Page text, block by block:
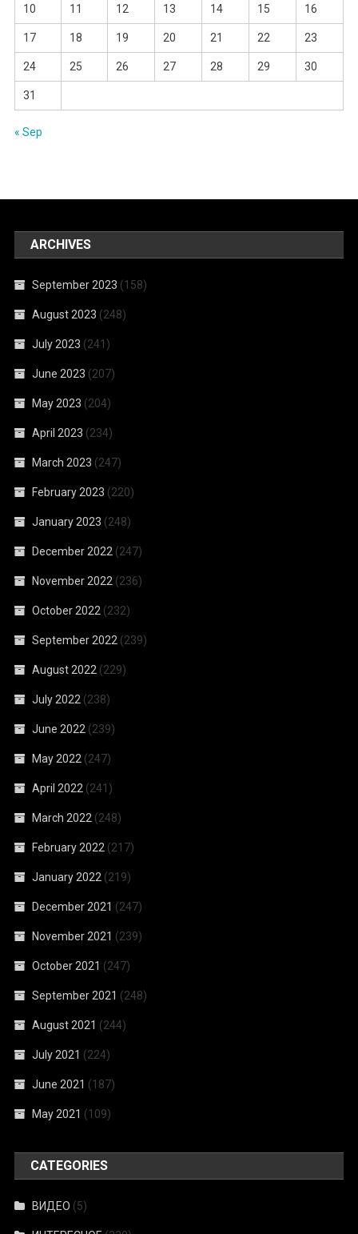
10 11 12 13 14 15 16
17 18 19 20 21 22 23
24 25 26 27 28 29 30
31
« Sep
ARCHIVES
September 2023 (158)
August 2023 (248)
July 2023 (241)
June 2023 (207)
May 2023 (204)
April 2023 (234)
March 2023 (247)
February 2023 (220)
January 2023 (248)
December 2022 (247)
November 2022 (236)
October 2022 (232)
September 2022 (239)
August 2022 (229)
July 2022 (238)
June 2022 (239)
May 2022 (247)
April 2022 (241)
March 2022 (248)
February 2022 (217)
January 2022 (219)
December 2021 (247)
November 2021 (239)
October 2021 (247)
September 2021 (248)
August 2021 (244)
July 2021 (224)
June 2021 (187)
May 2021 (109)
CATEGORIES
ВИДЕО (5)